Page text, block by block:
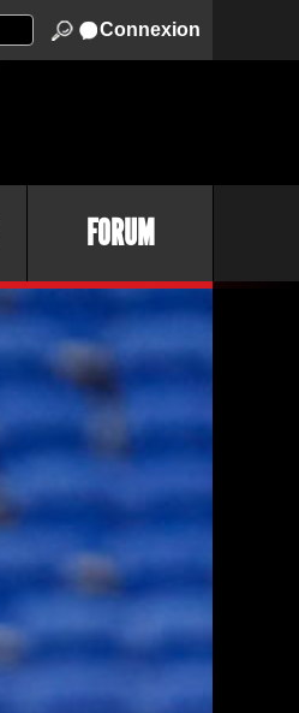
Connexion
FORUM